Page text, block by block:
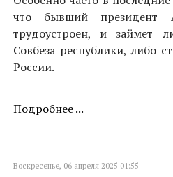
что бывший президент
трудоустроен, и займет
Совбеза республики, либо
России.
Подробнее ...
Воскресенье, 06 апреля 2025 01:55